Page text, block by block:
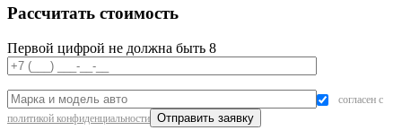
Рассчитать стоимость
Первой цифрой не должна быть 8
согласен с
политикой конфиденциальности